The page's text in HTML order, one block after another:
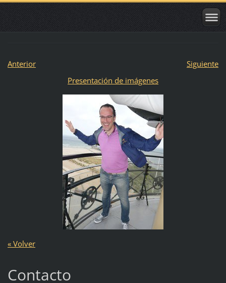
Anterior
Siguiente
Presentación de imágenes
« Volver
Contacto